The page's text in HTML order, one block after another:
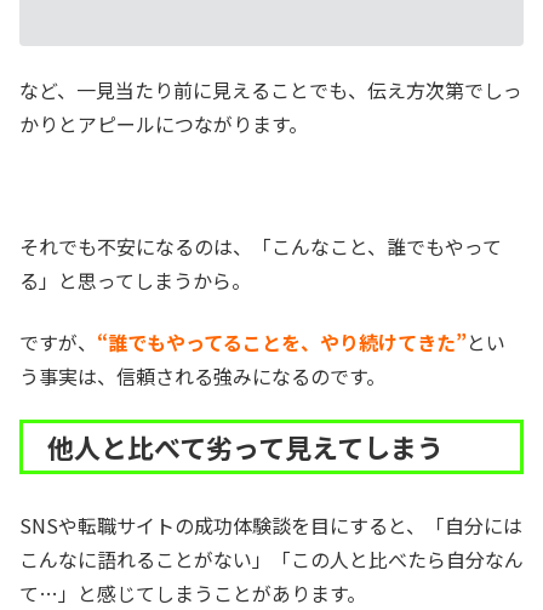
など、一見当たり前に見えることでも、伝え方次第でしっ
かりとアピールにつながります。
それでも不安になるのは、「こんなこと、誰でもやって
る」と思ってしまうから。
ですが、 “誰でもやってることを、やり続けてきた”とい
う事実は、信頼される強みになるのです。
他人と比べて劣って見えてしまう
SNSや転職サイトの成功体験談を目にすると、「自分には
こんなに語れることがない」「この人と比べたら自分なん
て…」と感じてしまうことがあります。